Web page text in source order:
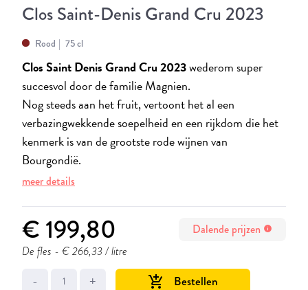
Clos Saint-Denis Grand Cru 2023
Rood 75 cl
Clos Saint Denis Grand Cru 2023wederom super
succesvol door de familie Magnien.
Nog steeds aan het fruit, vertoont het al een
verbazingwekkende soepelheid en een rijkdom die het
kenmerk is van de grootste rode wijnen van
Bourgondië.
meer details
€ 199,80 Dalende prijzen info
De fles - € 266,33 / litre
- + add_shopping_cart Bestellen